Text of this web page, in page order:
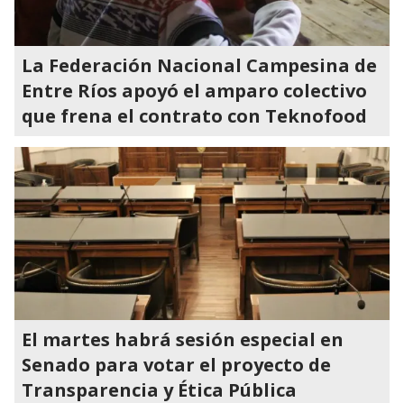
La Federación Nacional Campesina de
Entre Ríos apoyó el amparo colectivo
que frena el contrato con Teknofood
El martes habrá sesión especial en
Senado para votar el proyecto de
Transparencia y Ética Pública